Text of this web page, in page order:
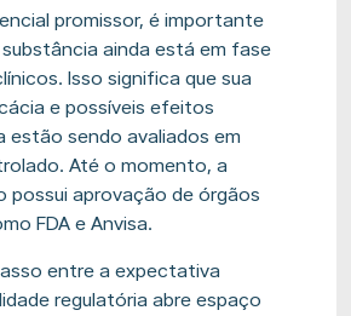
promissor, é importante
ainda está em fase
Isso significa que sua
e possíveis efeitos
estão sendo avaliados em
Até o momento, a
possui aprovação de órgãos
FDA e Anvisa.
entre a expectativa
regulatória abre espaço